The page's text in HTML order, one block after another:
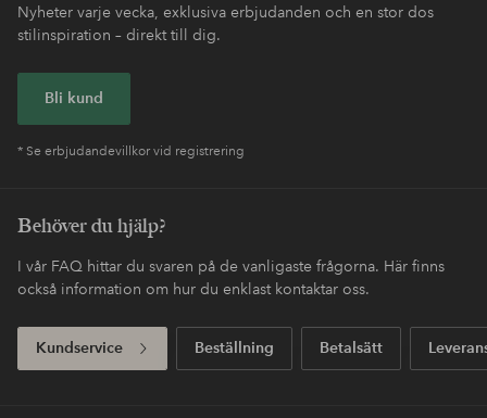
Nyheter varje vecka, exklusiva erbjudanden och en stor dos
stilinspiration – direkt till dig.
Bli kund
* Se erbjudandevillkor vid registrering
Behöver du hjälp?
I vår FAQ hittar du svaren på de vanligaste frågorna. Här finns
också information om hur du enklast kontaktar oss.
Kundservice Beställning Betalsätt